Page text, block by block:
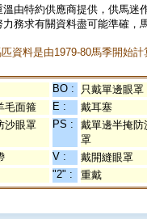
溫由特約供應商提供，供馬迷
力務求有關資料盡可能準確，
資料是由1979-80馬季開始計
BO : 只戴單邊眼罩
毛面箍 E : 戴耳塞
沙眼罩 PS :
戴單邊半掩防
罩
V : 戴開縫眼罩
"2" : 重戴